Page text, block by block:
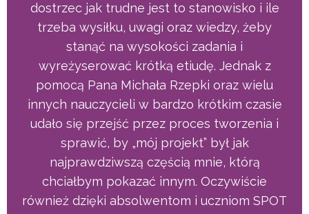
i ile
żeby
Jednak z
oraz wielu
czasie
tworzenia i
SPOT
pomagał nam ubierać
realizację na scenie,
teoretyczne podstawy do
pracy. Bardzo duża wiedza na
i dobra intuicja. Polecam
Michała tego
Mateusz
absolwent Szkoły